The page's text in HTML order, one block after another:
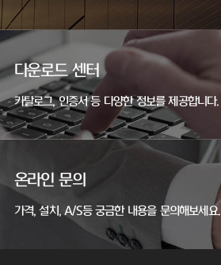
다운로드 센터
카탈로그, 인증서 등 다양한 정보를 제공합니다.
온라인 문의
가격, 설치, A/S등 궁금한 내용을 문의해보세요.